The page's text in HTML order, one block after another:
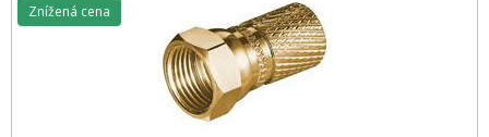
Znížená cena